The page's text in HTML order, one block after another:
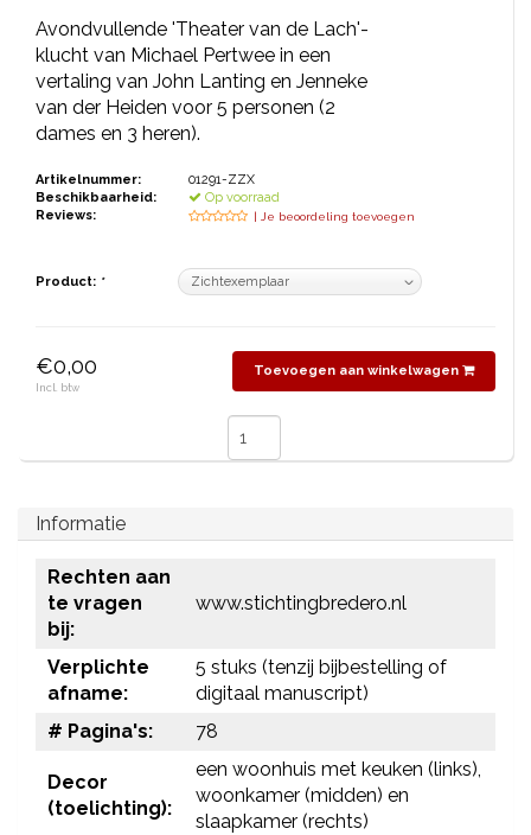
THEATERBOEKEN
SKETCHES
Avondvullende 'Theater van de Lach'-
klucht van Michael Pertwee in een
vertaling van John Lanting en Jenneke
van der Heiden voor 5 personen (2
dames en 3 heren).
Artikelnummer:
01291-ZZX
Beschikbaarheid:
Op voorraad
Reviews:
| Je beoordeling toevoegen
Product: *
€0,00
Incl. btw
Toevoegen aan winkelwagen
Informatie
Rechten aan
te vragen
bij:
www.stichtingbredero.nl
Verplichte
afname:
5 stuks (tenzij bijbestelling of
digitaal manuscript)
# Pagina's:
78
Decor
(toelichting):
een woonhuis met keuken (links),
woonkamer (midden) en
slaapkamer (rechts)